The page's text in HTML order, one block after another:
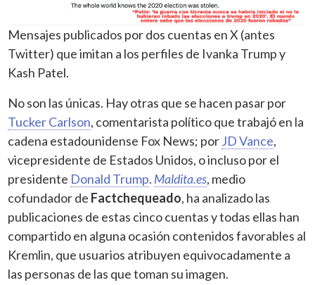
Mensajes publicados por dos cuentas en X (antes
Twitter) que imitan a los perfiles de Ivanka Trump y
Kash Patel.
No son las únicas. Hay otras que se hacen pasar por
Tucker Carlson, comentarista político que trabajó en la
cadena estadounidense Fox News; porJD Vance,
vicepresidente de Estados Unidos, o incluso por el
presidente Donald Trump. Maldita.es, medio
cofundador de Factchequeado, ha analizado las
publicaciones de estas cinco cuentas y todas ellas han
compartido en alguna ocasión contenidos favorables al
Kremlin, que usuarios atribuyen equivocadamente a
las personas de las que toman su imagen.